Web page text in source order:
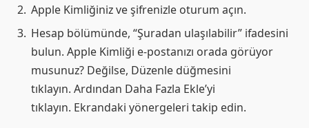
Apple Kimliğiniz ve şifrenizle oturum açın.
Hesap bölümünde, “Şuradan ulaşılabilir” ifadesini
bulun. Apple Kimliği e-postanızı orada görüyor
musunuz? Değilse, Düzenle düğmesini
tıklayın. Ardından Daha Fazla Ekle’yi
tıklayın. Ekrandaki yönergeleri takip edin.